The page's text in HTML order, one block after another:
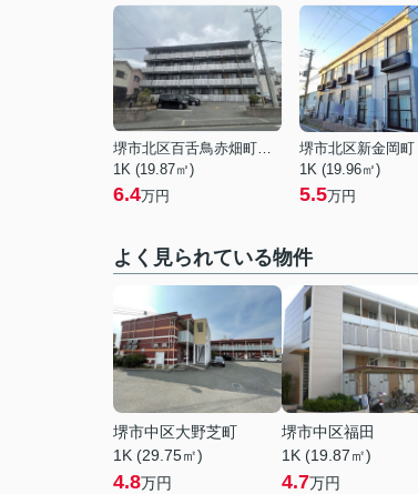
堺市北区百舌鳥赤畑町５丁
1K (19.87㎡)
6.4万円
堺市北区新金岡町
1K (19.96㎡)
5.5万円
よく見られている物件
堺市中区大野芝町
1K (29.75㎡)
4.8万円
堺市中区福田
1K (19.87㎡)
4.7万円